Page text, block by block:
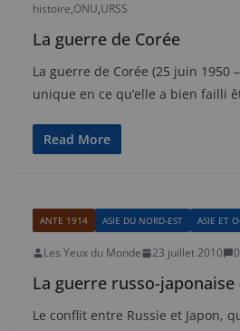
histoire,ONU,URSS
La guerre de Corée
La guerre de Corée (25 juin 1950
unique en ce qu’elle a bien failli
Read More
ANTE 1914 ASIE DU NORD-EST ASIE ET
Les Yeux du Monde 23 juillet 2010
La guerre russo-japonaise
Le conflit entre Russie et Japon,